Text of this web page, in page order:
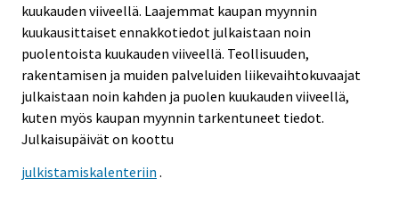
kuukauden viiveellä. Laajemmat kaupan myynnin
kuukausittaiset ennakkotiedot julkaistaan noin
puolentoista kuukauden viiveellä. Teollisuuden,
rakentamisen ja muiden palveluiden liikevaihtokuvaajat
julkaistaan noin kahden ja puolen kuukauden viiveellä,
kuten myös kaupan myynnin tarkentuneet tiedot.
Julkaisupäivät on koottu
julkistamiskalenteriin .